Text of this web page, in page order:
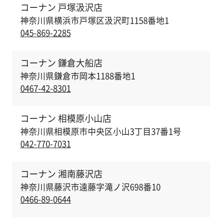
コーナン 戸塚汲沢店
神奈川県横浜市戸塚区汲沢町1158番地1
045-869-2285
コーナン 鎌倉大船店
神奈川県鎌倉市岡本1188番地1
0467-42-8301
コーナン 相模原小山店
神奈川県相模原市中央区小山3丁目37番1号
042-770-7031
コーナン 湘南藤沢店
神奈川県藤沢市遠藤字滝ノ沢698番10
0466-89-0644